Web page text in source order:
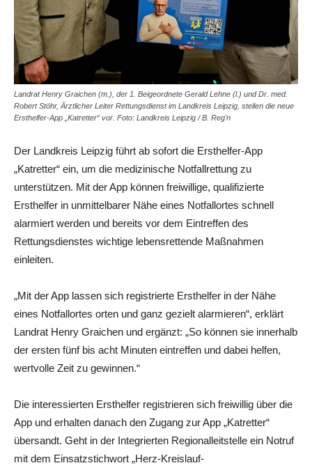
Landrat Henry Graichen (m.), der 1. Beigeordnete Gerald Lehne (l.) und Dr. med.
Robert Stöhr, Ärztlicher Leiter Rettungsdienst im Landkreis Leipzig, stellen die neue
Ersthelfer-App „Katretter“ vor. Foto: Landkreis Leipzig / B. Reg'n
Der Landkreis Leipzig führt ab sofort die Ersthelfer-App
„Katretter“ ein, um die medizinische Notfallrettung zu
unterstützen. Mit der App können freiwillige, qualifizierte
Ersthelfer in unmittelbarer Nähe eines Notfallortes schnell
alarmiert werden und bereits vor dem Eintreffen des
Rettungsdienstes wichtige lebensrettende Maßnahmen
einleiten.
„Mit der App lassen sich registrierte Ersthelfer in der Nähe
eines Notfallortes orten und ganz gezielt alarmieren“, erklärt
Landrat Henry Graichen und ergänzt: „So können sie innerhalb
der ersten fünf bis acht Minuten eintreffen und dabei helfen,
wertvolle Zeit zu gewinnen.“
Die interessierten Ersthelfer registrieren sich freiwillig über die
App und erhalten danach den Zugang zur App „Katretter“
übersandt. Geht in der Integrierten Regionalleitstelle ein Notruf
mit dem Einsatzstichwort „Herz-Kreislauf-